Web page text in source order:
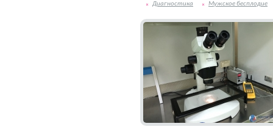
Диагностика Мужское бесплодие